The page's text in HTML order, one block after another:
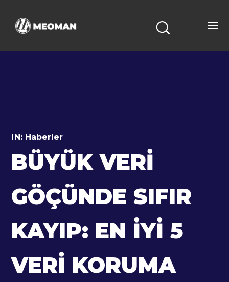
IN: Haberler
BÜYÜK VERI
GÖÇÜNDE SIFIR
KAYIP: EN İYI 5
VERI KORUMA